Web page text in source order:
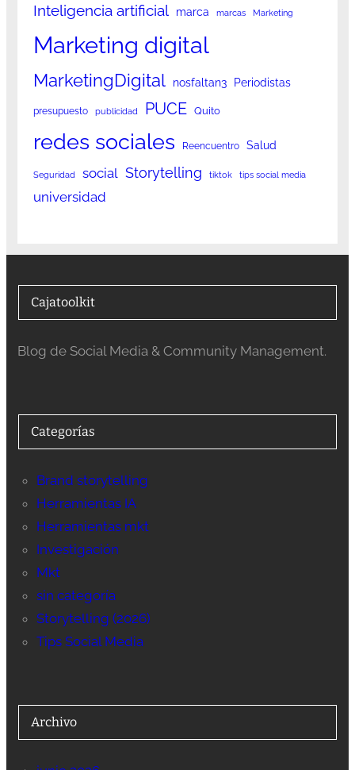
Inteligencia artificial marca marcas Marketing
Marketing digital
MarketingDigital nosfaltan3 Periodistas
presupuesto publicidad PUCE Quito
redes sociales Reencuentro Salud
Seguridad social Storytelling tiktok tips social media
universidad
Cajatoolkit
Blog de Social Media & Community Management.
Categorías
Brand storytelling
Herramientas IA
Herramientas mkt
Investigación
Mkt
sin categoría
Storytelling (2026)
Tips Social Media
Archivo